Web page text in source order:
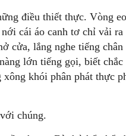
điều thiết thực. Vòng
cái áo canh tơ chỉ vải
cửa, lắng nghe tiếng chân
lớn tiếng gọi, biết
khói phân phát thực
chúng.